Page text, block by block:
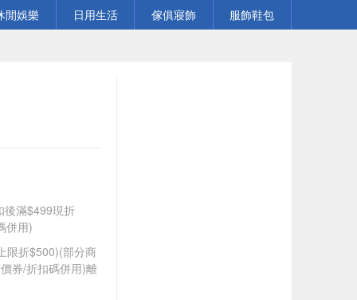
閒娛樂
日用生活 傢俱寢飾 服飾鞋包
後滿$499現折
併用)
限折$500)(部分商
券/折扣碼併用)離